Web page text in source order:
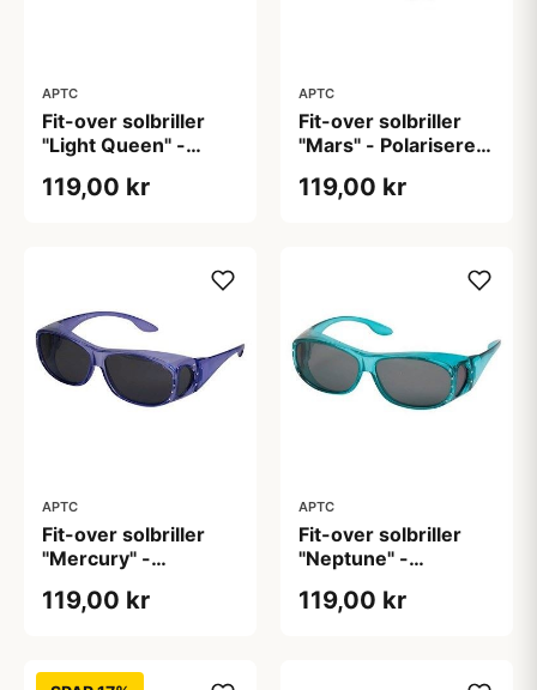
APTC
Fit-over solbriller
"Light Queen" -
(H:4,0cm B:13,5cm)
119,00 kr
APTC
Fit-over solbriller
"Mars" - Polariseret
119,00 kr
APTC
Fit-over solbriller
"Mercury" -
H:4cm)
119,00 kr
APTC
Fit-over solbriller
"Neptune" -
H:4cm)
119,00 kr